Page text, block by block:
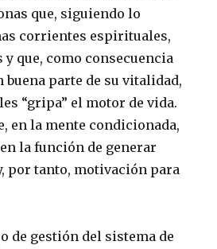
que, siguiendo lo
corrientes espirituales,
y que, como consecuencia
parte de su vitalidad,
“gripa” el motor de vida.
en la mente condicionada,
la función de generar
por tanto, motivación para
de gestión del sistema de